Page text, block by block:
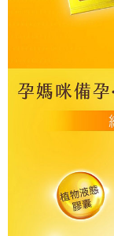
易，需依本服務之必
權轉讓予恩沛科技股份
２．關於個人資料處
「AFTEE先享後付」
任。
時審查核予不同之上
５．嚴禁一人註冊多
恩沛科技股份有限公